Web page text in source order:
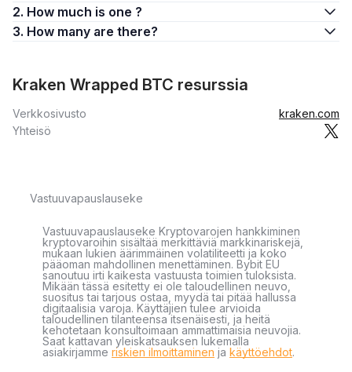
2. How much is one ?
3. How many are there?
Kraken Wrapped BTC resurssia
Verkkosivusto
kraken.com
Yhteisö
Vastuuvapauslauseke
Vastuuvapauslauseke Kryptovarojen hankkiminen
kryptovaroihin sisältää merkittäviä markkinariskejä,
mukaan lukien äärimmäinen volatiliteetti ja koko
pääoman mahdollinen menettäminen. Bybit EU
sanoutuu irti kaikesta vastuusta toimien tuloksista.
Mikään tässä esitetty ei ole taloudellinen neuvo,
suositus tai tarjous ostaa, myydä tai pitää hallussa
digitaalisia varoja. Käyttäjien tulee arvioida
taloudellinen tilanteensa itsenäisesti, ja heitä
kehotetaan konsultoimaan ammattimaisia neuvojia.
Saat kattavan yleiskatsauksen lukemalla
asiakirjamme riskien ilmoittaminen ja käyttöehdot.